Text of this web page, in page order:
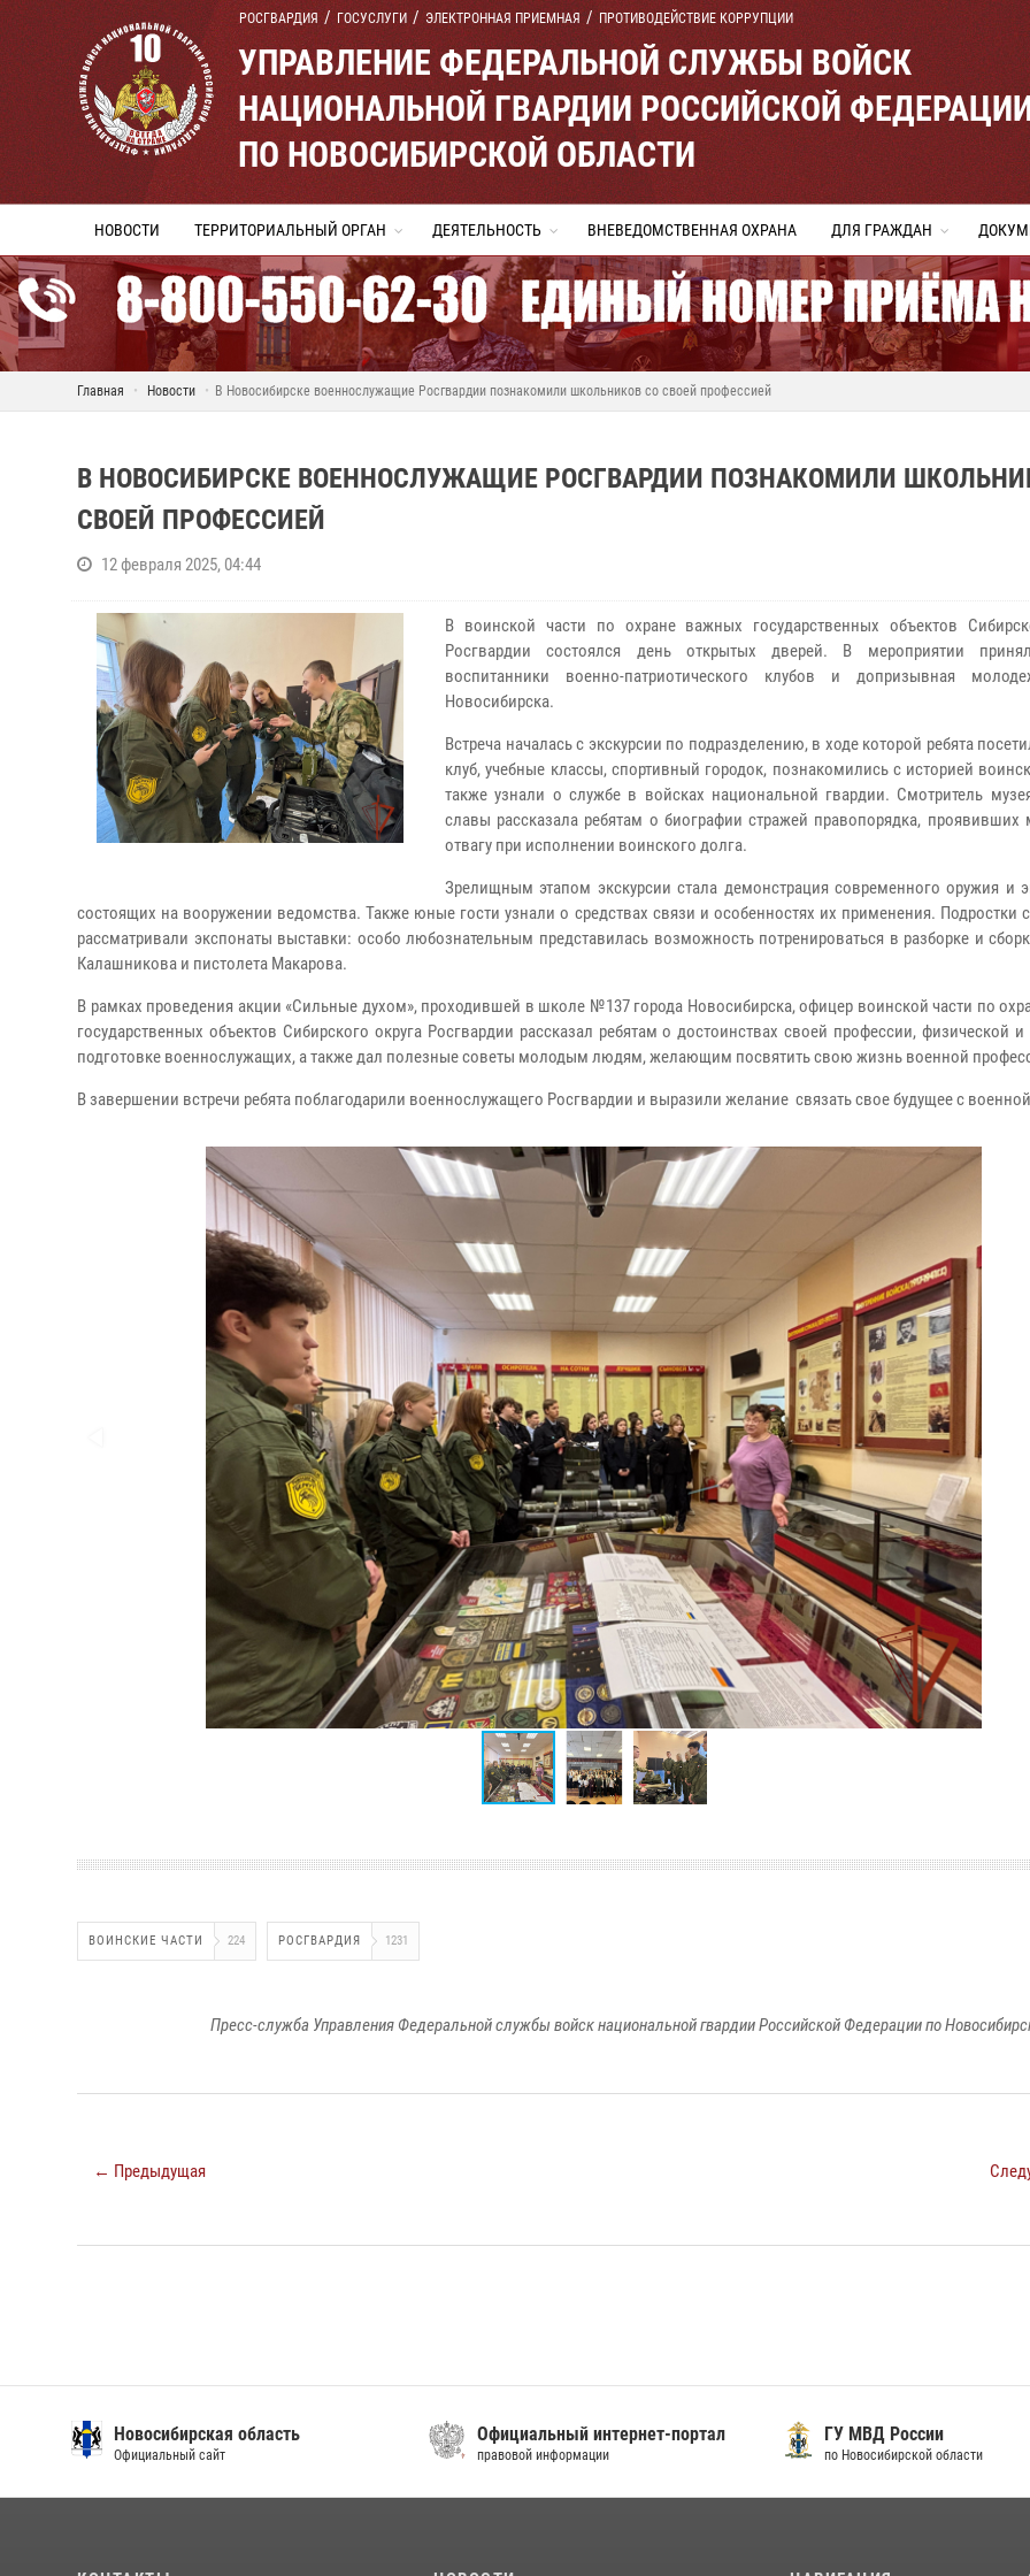
РОСГВАРДИЯ ГОСУСЛУГИ ЭЛЕКТРОННАЯ ПРИЕМНАЯ ПРОТИВОДЕЙСТВИЕ КОРРУПЦИИ
УПРАВЛЕНИЕ ФЕДЕРАЛЬНОЙ СЛУЖБЫ ВОЙСК
НАЦИОНАЛЬНОЙ ГВАРДИИ РОССИЙСКОЙ
ПО НОВОСИБИРСКОЙ ОБЛАСТИ
НОВОСТИ ТЕРРИТОРИАЛЬНЫЙ ОРГАН ДЕЯТЕЛЬНОСТЬ ВНЕВЕДОМСТВЕННАЯ ОХРАНА ДЛЯ ГРАЖДАН
Главная Новости В Новосибирске военнослужащие Росгвардии познакомили школьников со своей профессией
В НОВОСИБИРСКЕ ВОЕННОСЛУЖАЩИЕ РОСГВАРДИИ ПОЗНАКОМИЛИ
СВОЕЙ ПРОФЕССИЕЙ
12 февраля 2025, 04:44
В воинской части по охране важных государственных объектов
Росгвардии состоялся день открытых дверей. В мероприятии
воспитанники военно-патриотического клубов и допризывная
Новосибирска.
Встреча началась с экскурсии по подразделению, в ходе которой ребята
клуб, учебные классы, спортивный городок, познакомились с историей
также узнали о службе в войсках национальной гвардии. Смотритель
славы рассказала ребятам о биографии стражей правопорядка, проявивших
отвагу при исполнении воинского долга.
Зрелищным этапом экскурсии стала демонстрация современного оружия и
состоящих на вооружении ведомства. Также юные гости узнали о средствах связи и особенностях их применения. Подростки
рассматривали экспонаты выставки: особо любознательным представилась возможность потренироваться в разборке и
Калашникова и пистолета Макарова.
В рамках проведения акции «Сильные духом», проходившей в школе №137 города Новосибирска, офицер воинской части по
государственных объектов Сибирского округа Росгвардии рассказал ребятам о достоинствах своей профессии, физической
подготовке военнослужащих, а также дал полезные советы молодым людям, желающим посвятить свою жизнь военной
В завершении встречи ребята поблагодарили военнослужащего Росгвардии и выразили желание связать свое будущее с
ВОИНСКИЕ ЧАСТИ 224 РОСГВАРДИЯ 1231
Пресс-служба Управления Федеральной службы войск национальной гвардии Российской Федерации по
← Предыдущая
Новосибирская область
Официальный сайт
Официальный интернет-портал
правовой информации
ГУ МВД России
по Новосибирской области